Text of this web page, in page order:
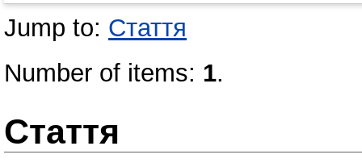
Jump to: Стаття
Number of items: 1.
Стаття